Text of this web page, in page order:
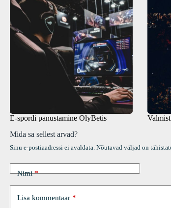
E-spordi panustamine OlyBetis
Mida sa sellest arvad?
Sinu e-postiaadressi ei avaldata. Nõutavad väljad on
Nimi*
Lisa kommentaar *